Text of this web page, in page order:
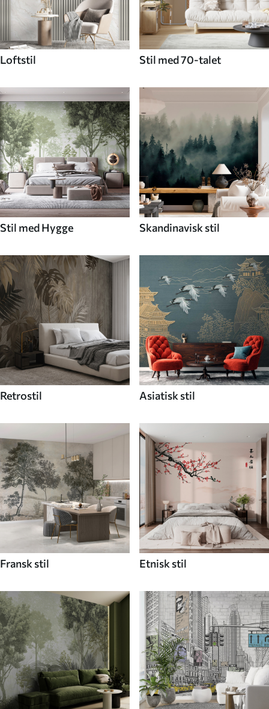
Loftstil Stil med 70-talet
Stil med Hygge Skandinavisk stil
Retrostil Asiatisk stil
Fransk stil Etnisk stil